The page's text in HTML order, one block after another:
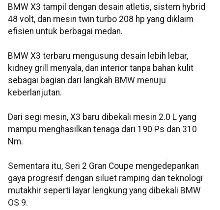
BMW X3 tampil dengan desain atletis, sistem hybrid
48 volt, dan mesin twin turbo 208 hp yang diklaim
efisien untuk berbagai medan.
BMW X3 terbaru mengusung desain lebih lebar,
kidney grill menyala, dan interior tanpa bahan kulit
sebagai bagian dari langkah BMW menuju
keberlanjutan.
Dari segi mesin, X3 baru dibekali mesin 2.0 L yang
mampu menghasilkan tenaga dari 190 Ps dan 310
Nm.
Sementara itu, Seri 2 Gran Coupe mengedepankan
gaya progresif dengan siluet ramping dan teknologi
mutakhir seperti layar lengkung yang dibekali BMW
OS 9.